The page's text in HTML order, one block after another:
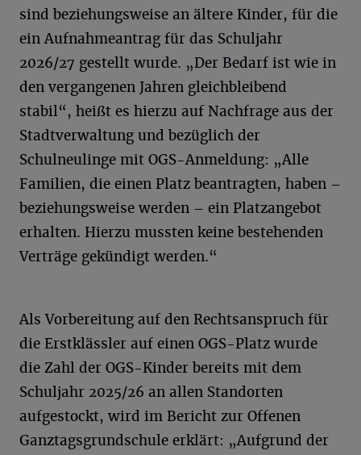
sind beziehungsweise an ältere Kinder, für die
ein Aufnahmeantrag für das Schuljahr
2026/27 gestellt wurde. „Der Bedarf ist wie in
den vergangenen Jahren gleichbleibend
stabil“, heißt es hierzu auf Nachfrage aus der
Stadtverwaltung und bezüglich der
Schulneulinge mit OGS-Anmeldung: „Alle
Familien, die einen Platz beantragten, haben –
beziehungsweise werden – ein Platzangebot
erhalten. Hierzu mussten keine bestehenden
Verträge gekündigt werden.“
Als Vorbereitung auf den Rechtsanspruch für
die Erstklässler auf einen OGS-Platz wurde
die Zahl der OGS-Kinder bereits mit dem
Schuljahr 2025/26 an allen Standorten
aufgestockt, wird im Bericht zur Offenen
Ganztagsgrundschule erklärt: „Aufgrund der